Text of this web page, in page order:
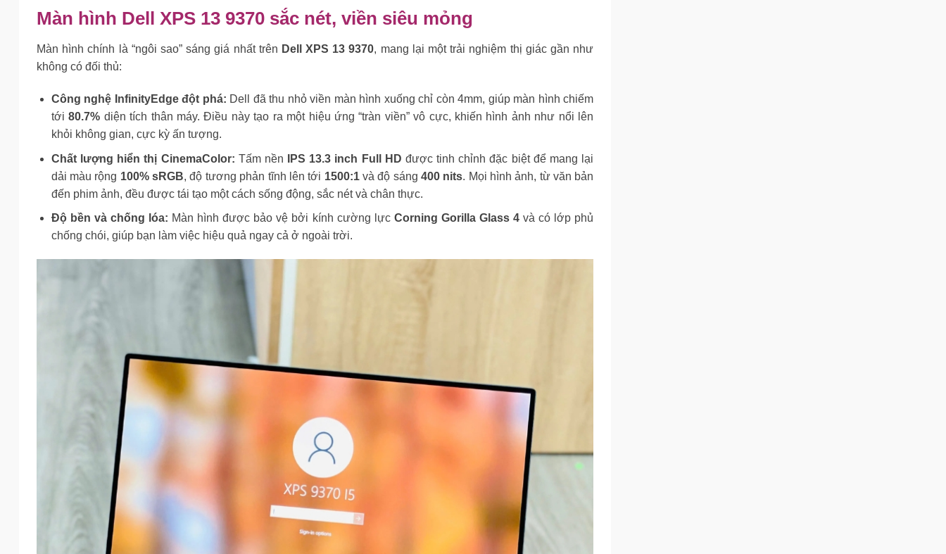
Màn hình Dell XPS 13 9370 sắc nét, viền siêu mỏng
Màn hình chính là “ngôi sao” sáng giá nhất trên Dell XPS 13 9370, mang lại một trải nghiệm thị giác gần như
không có đối thủ:
Công nghệ InfinityEdge đột phá: Dell đã thu nhỏ viền màn hình xuống chỉ còn 4mm, giúp màn hình chiếm
tới80.7% diện tích thân máy. Điều này tạo ra một hiệu ứng “tràn viền” vô cực, khiến hình ảnh như nổi lên
khỏi không gian, cực kỳ ấn tượng.
Chất lượng hiển thị CinemaColor: Tấm nền IPS 13.3 inch Full HD được tinh chỉnh đặc biệt để mang lại
dải màu rộng 100% sRGB, độ tương phản tĩnh lên tới 1500:1và độ sáng 400 nits. Mọi hình ảnh, từ văn bản
đến phim ảnh, đều được tái tạo một cách sống động, sắc nét và chân thực.
Độ bền và chống lóa: Màn hình được bảo vệ bởi kính cường lực Corning Gorilla Glass 4và có lớp phủ
chống chói, giúp bạn làm việc hiệu quả ngay cả ở ngoài trời.